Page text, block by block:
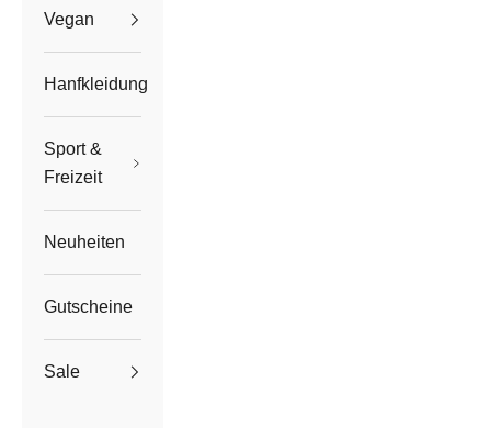
Vegan
Hanfkleidung
Sport &
Freizeit
Neuheiten
Gutscheine
Sale